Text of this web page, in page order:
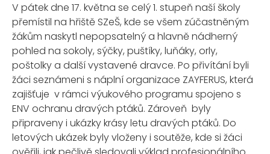
V pátek dne 17. května se celý 1. stupeň naší školy
přemístil na hřiště SZeŠ, kde se všem zúčastněným
žákům naskytl nepopsatelný a hlavně nádherný
pohled na sokoly, sýčky, puštíky, luňáky, orly,
poštolky a další vystavené dravce. Po přivítání byli
žáci seznámeni s náplní organizace ZAYFERUS, která
zajišťuje v rámci výukového programu spojeno s
ENV ochranu dravých ptáků. Zároveň byly
připraveny i ukázky krásy letu dravých ptáků. Do
letových ukázek byly vloženy i soutěže, kde si žáci